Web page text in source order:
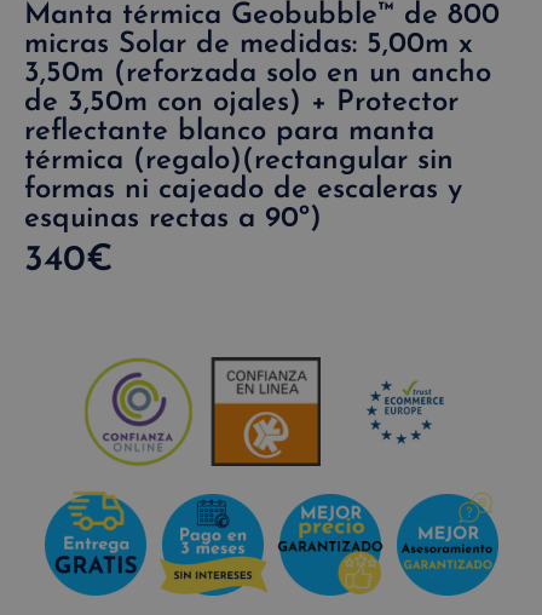
Manta térmica Geobubble™ de 800
micras Solar de medidas: 5,00m x
3,50m (reforzada solo en un ancho
de 3,50m con ojales) + Protector
reflectante blanco para manta
térmica (regalo)(rectangular sin
formas ni cajeado de escaleras y
esquinas rectas a 90º)
340€